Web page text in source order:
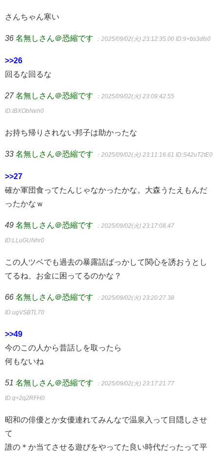
さんちゃん寒い
36 名無しさん＠恐縮です ：2025/09/02(火) 23:12:35.00 ID:9+bs3dIs0
>>26
回るな回るな
27 名無しさん＠恐縮です ：2025/09/02(火) 23:09:42.55
ID:IBXObNeh0
お持ち帰りされない邦子は助かったな
33 名無しさん＠恐縮です ：2025/09/02(火) 23:11:16.61 ID:S42uT2tE0
>>27
確か軍団食ってたんじゃなかったかな。大森うたえもんだ
ったかなｗ
49 名無しさん＠恐縮です ：2025/09/02(火) 23:17:08.47
ID:LLuGUNhr0
この人ツベでも過去の暴露話ばっかして関心を誘おうとし
てるね、お金に困ってるのかな？
66 名無しさん＠恐縮です ：2025/09/02(火) 23:20:27.38
ID:ugVSBTL70
>>49
今のこの人から昔話しを取ったら
何もないね
51 名無しさん＠恐縮です ：2025/09/02(火) 23:17:21.77
ID:q+2q2RFH0
昭和の俳優とか女優連れてみんなで温泉入って目隠しさせ
て
誰の＊か当てさせる遊びをやってた良い時代だったって平